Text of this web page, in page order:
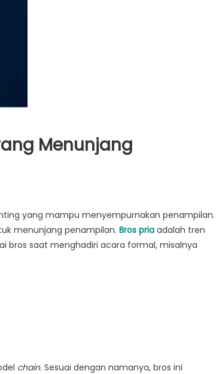
Menunjang
yang mampu menyempurnakan penampilan.
menunjang penampilan. Bros pria adalah tren
bros saat menghadiri acara formal, misalnya
chain. Sesuai dengan namanya, bros ini